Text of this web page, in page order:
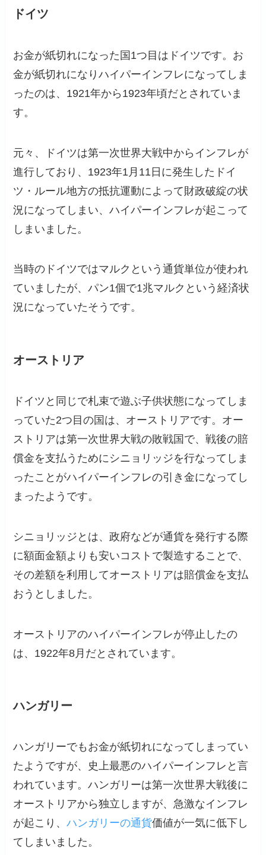
ドイツ
お金が紙切れになった国1つ目はドイツです。お
金が紙切れになりハイパーインフレになってしま
ったのは、1921年から1923年頃だとされていま
す。
元々、ドイツは第一次世界大戦中からインフレが
進行しており、1923年1月11日に発生したドイ
ツ・ルール地方の抵抗運動によって財政破綻の状
況になってしまい、ハイパーインフレが起こって
しまいました。
当時のドイツではマルクという通貨単位が使われ
ていましたが、パン1個で1兆マルクという経済状
況になっていたそうです。
オーストリア
ドイツと同じで札束で遊ぶ子供状態になってしま
っていた2つ目の国は、オーストリアです。オー
ストリアは第一次世界大戦の敗戦国で、戦後の賠
償金を支払うためにシニョリッジを行なってしま
ったことがハイパーインフレの引き金になってし
まったようです。
シニョリッジとは、政府などが通貨を発行する際
に額面金額よりも安いコストで製造することで、
その差額を利用してオーストリアは賠償金を支払
おうとしました。
オーストリアのハイパーインフレが停止したの
は、1922年8月だとされています。
ハンガリー
ハンガリーでもお金が紙切れになってしまってい
たようですが、史上最悪のハイパーインフレと言
われています。ハンガリーは第一次世界大戦後に
オーストリアから独立しますが、急激なインフレ
が起こり、ハンガリーの通貨価値が一気に低下し
てしまいました。